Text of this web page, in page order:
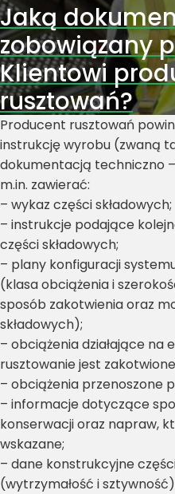
Jaką
zobowiązany
Klientowi
rusztowań?
Producent rusztowań
instrukcję wyrobu (zwaną
dokumentacją techniczno
m.in. zawierać:
– wykaz części składowych;
– instrukcje podające
części składowych;
– plany konfiguracji
(klasa obciążenia i
sposób zakotwienia oraz
składowych);
– obciążenia działające na
rusztowanie jest
– obciążenia przenoszone
– informacje dotyczące
konserwacji oraz napraw,
wskazane;
– dane konstrukcyjne
(wytrzymałość i